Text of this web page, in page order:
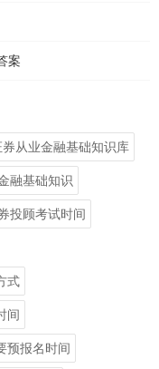
案
从业金融基础知识库
融基础知识
投顾考试时间
式
间
预报名时间